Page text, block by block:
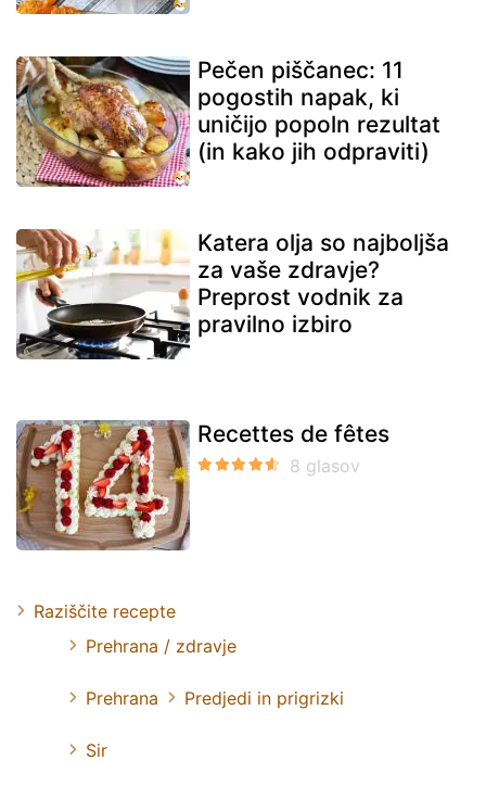
Pečen piščanec: 11
pogostih napak, ki
uničijo popoln rezultat
(in kako jih odpraviti)
Katera olja so najboljša
za vaše zdravje?
Preprost vodnik za
pravilno izbiro
Recettes de fêtes
Raziščite recepte
Prehrana / zdravje
Prehrana Predjedi in prigrizki
Sir